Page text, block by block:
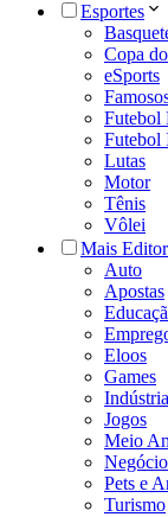
Esportes
Copa
eSports
Futebol
Futebol
Lutas
Motor
Tênis
Vôlei
Mais
Auto
Apostas
Eloos
Games
Indústria
Jogos
Meio
Pets e
Turismo